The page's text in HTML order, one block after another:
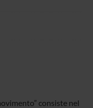
consiste nel